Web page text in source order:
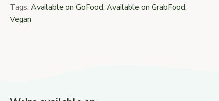
Tags: Available on GoFood, Available on GrabFood,
Vegan